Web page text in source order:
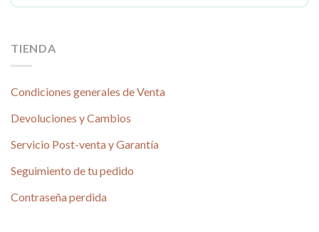
TIENDA
Condiciones generales de Venta
Devoluciones y Cambios
Servicio Post-venta y Garantía
Seguimiento de tu pedido
Contraseña perdida